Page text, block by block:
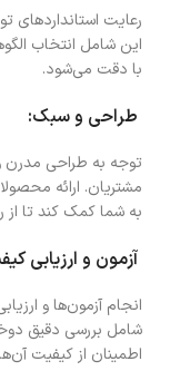
رعایت استانداردهای
این شامل انتخاب
با دقت می‌شود.
طراحی و سبک:
توجه به طراحی مدرن
مشتریان. ارائه
به شما کمک کند تا از
آزمون و ارزیابی
انجام آزمون‌ها و
شامل بررسی دقیق
اطمینان از کیفیت